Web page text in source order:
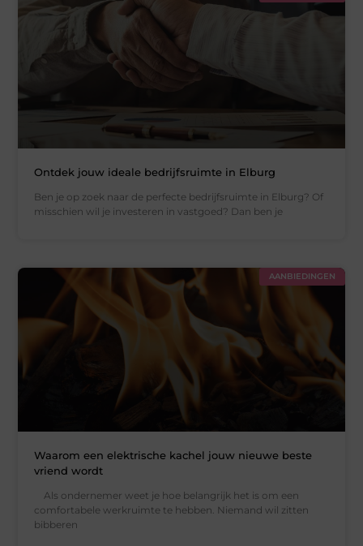
Ontdek jouw ideale bedrijfsruimte in Elburg
Ben je op zoek naar de perfecte bedrijfsruimte in Elburg? Of
misschien wil je investeren in vastgoed? Dan ben je
AANBIEDINGEN
Waarom een elektrische kachel jouw nieuwe beste
vriend wordt
Als ondernemer weet je hoe belangrijk het is om een
comfortabele werkruimte te hebben. Niemand wil zitten
bibberen